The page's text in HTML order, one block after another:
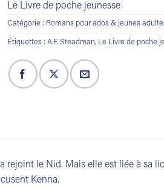
Le Livre de poche jeunesse
Catégorie : Romans pour ados & jeunes
Étiquettes : A.F. Steadman, Le Livre de poche
rejoint le Nid. Mais elle est liée à sa
Kenna.